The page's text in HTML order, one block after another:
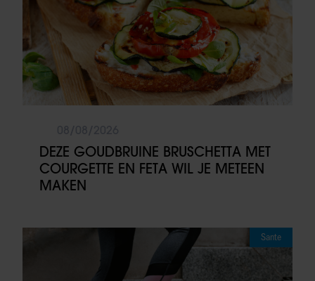
DEZE GOUDBRUINE BRUSCHETTA MET
COURGETTE EN FETA WIL JE METEEN
MAKEN
Sante